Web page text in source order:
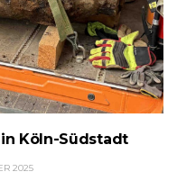
Köln-Südstadt
2025